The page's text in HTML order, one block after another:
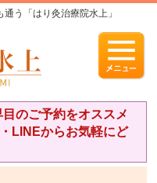
う「はり灸治療院水上」
目のご予約をオススメ
LINEからお気軽にど